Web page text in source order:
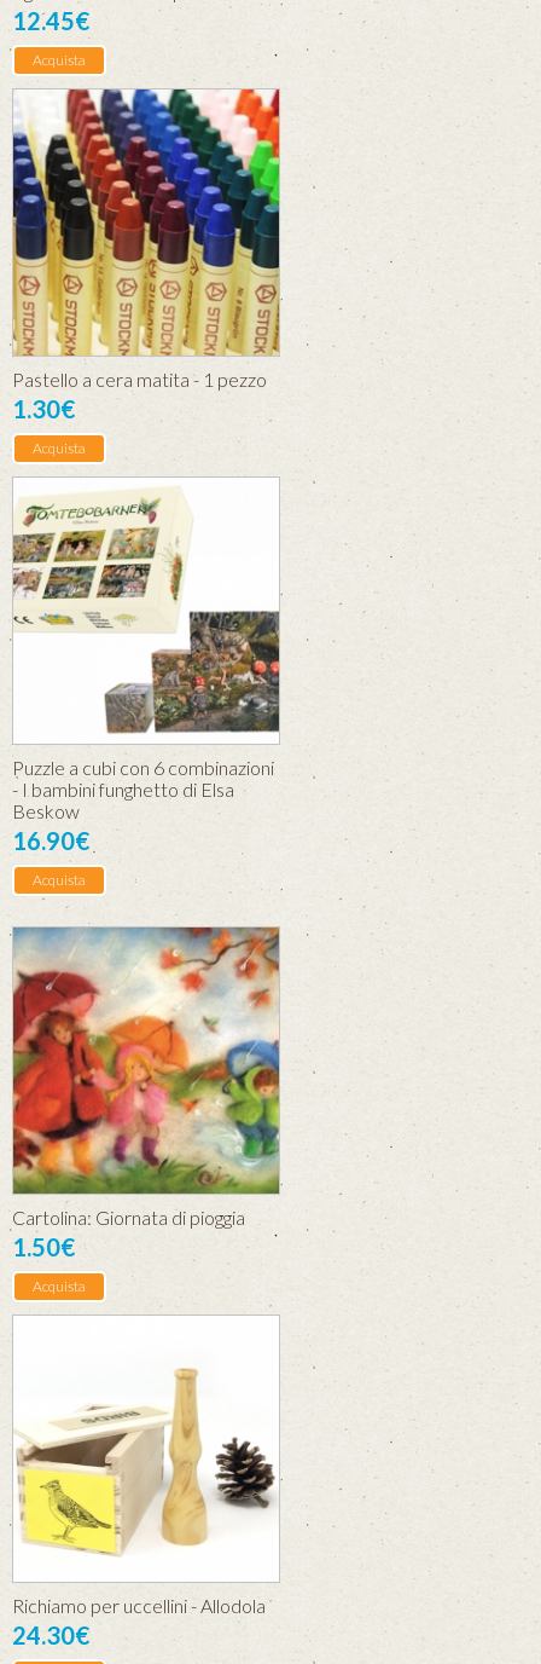
12.45€
Acquista
Pastello a cera matita - 1 pezzo
1.30€
Acquista
Puzzle a cubi con 6 combinazioni
- I bambini funghetto di Elsa
Beskow
16.90€
Acquista
Cartolina: Giornata di pioggia
1.50€
Acquista
Richiamo per uccellini - Allodola
24.30€